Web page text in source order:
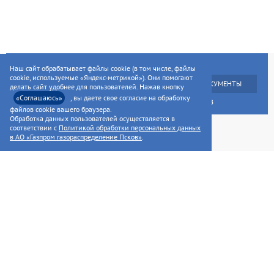
Наш сайт обрабатывает файлы cookie (в том числе, файлы
cookie, используемые «Яндекс-метрикой»). Они помогают
делать сайт удобнее для пользователей. Нажав кнопку
«Соглашаюсь»
, вы даете свое согласие на обработку
файлов cookie вашего браузера.
Обработка данных пользователей осуществляется в
соответствии с Политикой обработки персональных данных
в АО «Газпром газораспределение Псков».
ГЛАВНАЯ
УСЛУГИ НАСЕЛЕНИЮ
УСЛУГИ ПРЕДПРИЯТИЯМ
НОРМАТИВНЫЕ ДОКУМЕНТЫ
РАСКРЫТИЕ ИНФОРМАЦИИ ДЛЯ АКЦИОНЕРОВ